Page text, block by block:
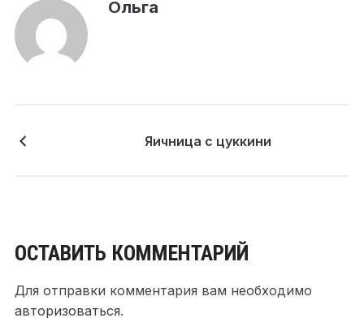
Ольга
Яичница с цуккини
ОСТАВИТЬ КОММЕНТАРИЙ
Для отправки комментария вам необходимо
авторизоваться.